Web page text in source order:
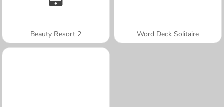
Beauty Resort 2 Word Deck Solitaire